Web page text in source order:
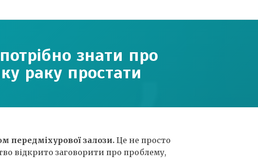
знати про
раку простати
передміхурової залози.Це не просто
відкрито заговорити про проблему,